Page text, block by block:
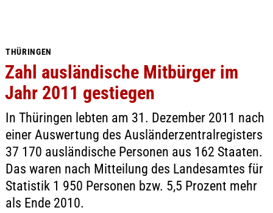
THÜRINGEN
Zahl ausländische Mitbürger im
Jahr 2011 gestiegen
In Thüringen lebten am 31. Dezember 2011 nach
einer Auswertung des Ausländerzentralregisters
37 170 ausländische Personen aus 162 Staaten.
Das waren nach Mitteilung des Landesamtes für
Statistik 1 950 Personen bzw. 5,5 Prozent mehr
als Ende 2010.